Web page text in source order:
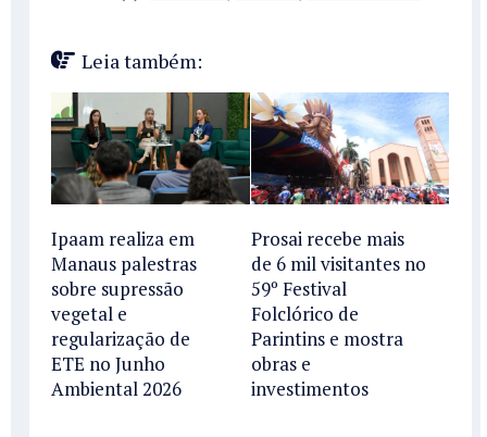
Leia também:
Ipaam realiza em
Manaus palestras
sobre supressão
vegetal e
regularização de
ETE no Junho
Ambiental 2026
Prosai recebe mais
de 6 mil visitantes no
59º Festival
Folclórico de
Parintins e mostra
obras e
investimentos